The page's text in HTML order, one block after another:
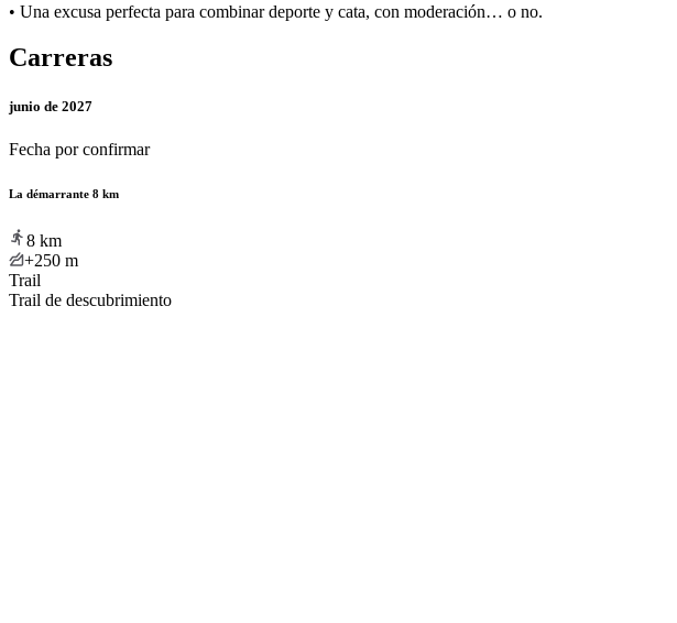
• Una excusa perfecta para combinar deporte y cata, con moderación… o no.
Carreras
junio de 2027
Fecha por confirmar
La démarrante 8 km
8 km
+250 m
Trail
Trail de descubrimiento